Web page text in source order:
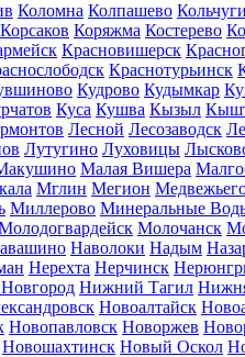
Коломна Колпашево
Корсаков Коряжма Костерево
Красновишерск
Краснотурьинск
Кудрово Кудымкар
Куса Кушва Кызыл
Лесной Лесозаводск
Лутугино Луховицы
Малая Вишера
Мглин Мегион
Миллерово Минеральные
Молочанск
Наволоки Надым
Нерехта Нерчинск
Нижний Тагил
Новоалтайск
Новопавловск Новоржев
Новошахтинск Новый Оскол